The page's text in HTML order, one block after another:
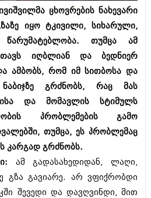
ცხოვრების ნახევარი
იყო ტკივილი, სიხარული,
წარუმატებლობა. თუმცა ამ
იღბლიან და ბედნიერ
ამბობს, რომ იმ სითბოსა და
გრძნობს, რაც მას
და მომავლის სტიმულს
პრობლემების გამო
თუმცა, ეს პრობლემაც
კარგად გრძნობს.
ამ გადასახედიდან, ლაღი,
გზა გავიარე. არ ვფიქრობდი
შევედი და დავღვინდი, მით